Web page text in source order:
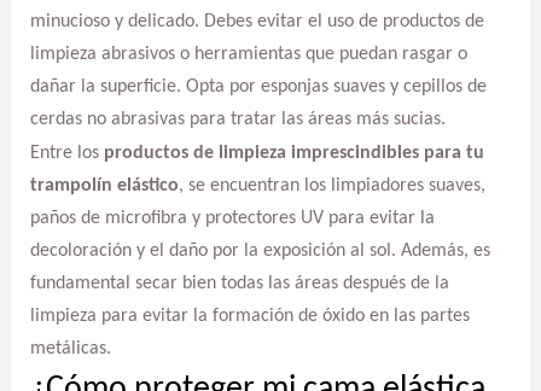
minucioso y delicado. Debes evitar el uso de productos de
limpieza abrasivos o herramientas que puedan rasgar o
dañar la superficie. Opta por esponjas suaves y cepillos de
cerdas no abrasivas para tratar las áreas más sucias.
Entre los productos de limpieza imprescindibles para tu
trampolín elástico, se encuentran los limpiadores suaves,
paños de microfibra y protectores UV para evitar la
decoloración y el daño por la exposición al sol. Además, es
fundamental secar bien todas las áreas después de la
limpieza para evitar la formación de óxido en las partes
metálicas.